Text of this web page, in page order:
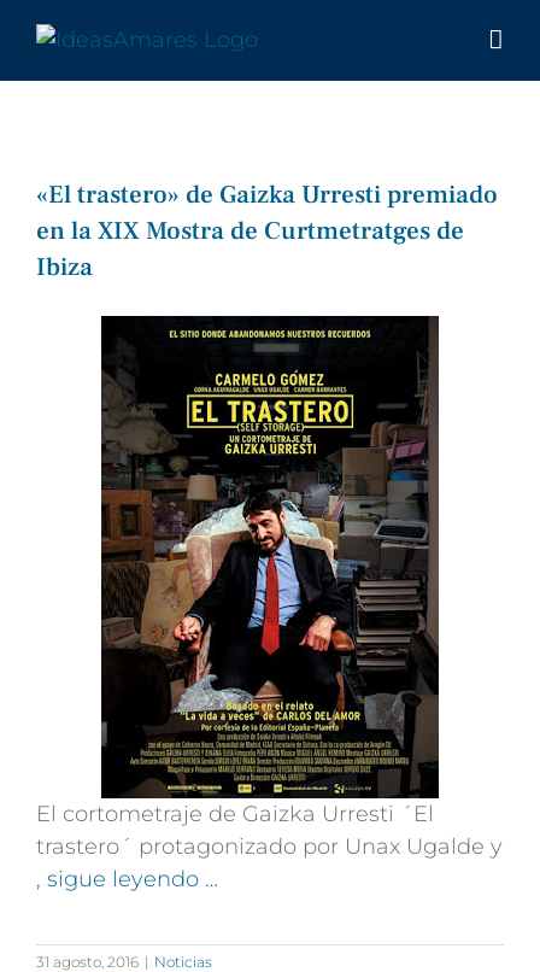
contenido
«El trastero» de Gaizka Urresti premiado
en la XIX Mostra de Curtmetratges de
Ibiza
El cortometraje de Gaizka Urresti ´El
trastero´ protagonizado por Unax Ugalde y
, sigue leyendo …
31 agosto, 2016 | Noticias